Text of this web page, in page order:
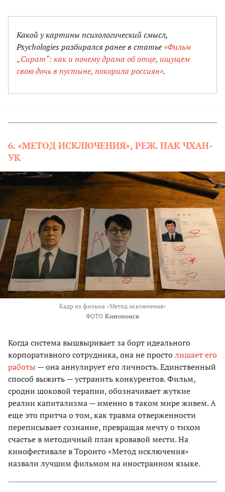
Какой у картины психологический смысл,
Psychologies разбирался ранее в статье «Фильм
„Сират“: как и почему драма об отце, ищущем
свою дочь в пустыне, покорила россиян».
6. «МЕТОД ИСКЛЮЧЕНИЯ», РЕЖ. ПАК ЧХАН-
УК
Кадр из фильма «Метод исключения»
ФОТО Кинопоиск
Когда система вышвыривает за борт идеального
корпоративного сотрудника, она не простолишает его
работы— она аннулирует его личность. Единственный
способ выжить — устранить конкурентов. Фильм,
сродни шоковой терапии, обозначивает жуткие
реалии капитализма — именно в таком мире живем. А
еще это притча о том, как травма отверженности
переписывает сознание, превращая мечту о тихом
счастье в методичный план кровавой мести. На
кинофестивале в Торонто «Метод исключения»
назвали лучшим фильмом на иностранном языке.